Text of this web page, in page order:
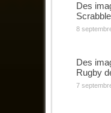
Des
8
Des
Rugby
7